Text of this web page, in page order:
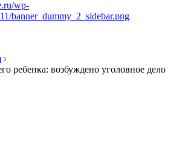
ребенка: возбуждено уголовное дело